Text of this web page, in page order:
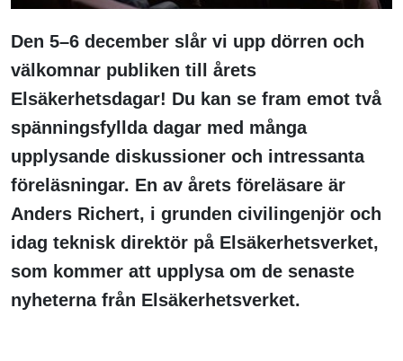
Den 5–6 december slår vi upp dörren och
välkomnar publiken till årets
Elsäkerhetsdagar! Du kan se fram emot två
spänningsfyllda dagar med många
upplysande diskussioner och intressanta
föreläsningar. En av årets föreläsare är
Anders Richert, i grunden civilingenjör och
idag teknisk direktör på Elsäkerhetsverket,
som kommer att upplysa om de senaste
nyheterna från Elsäkerhetsverket.